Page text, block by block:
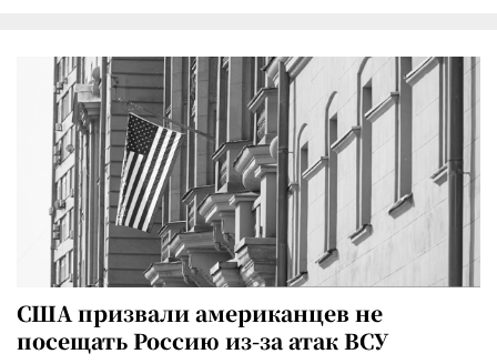
США призвали американцев не
посещать Россию из-за атак ВСУ